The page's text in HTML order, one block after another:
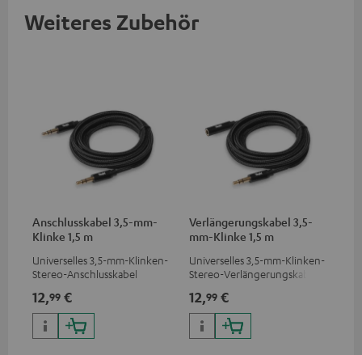
Weiteres Zubehör
Anschlusskabel 3,5-mm-
Klinke 1,5 m
Universelles 3,5-mm-Klinken-
Stereo-Anschlusskabel
12,99 €
Verlängerungskabel 3,5-
mm-Klinke 1,5 m
Universelles 3,5-mm-Klinken-
Stereo-Verlängerungskabel
12,99 €